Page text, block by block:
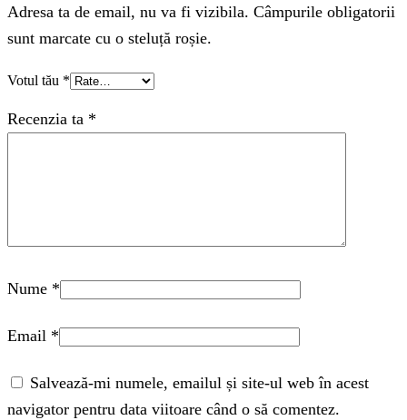
Adresa ta de email, nu va fi vizibila. Câmpurile obligatorii
sunt marcate cu o steluță roșie.
Votul tău *
Recenzia ta *
Nume *
Email *
Salvează-mi numele, emailul și site-ul web în acest
navigator pentru data viitoare când o să comentez.